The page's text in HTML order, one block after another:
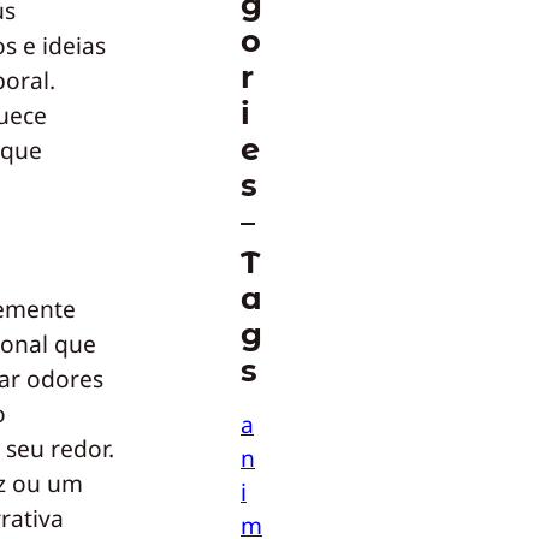
e ideias
que
odores
redor.
ou um
o
r
i
e
s
T
a
g
s
a
n
i
m